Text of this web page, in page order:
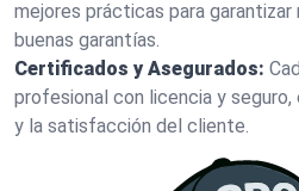
mejores prácticas para
buenas garantías.
Certificados y Asegurados:
profesional con licencia y
y la satisfacción del cliente.